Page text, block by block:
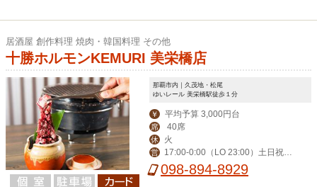
居酒屋 創作料理 焼肉・韓国料理 その他
十勝ホルモンKEMURI 美栄橋店
那覇市内｜久茂地・松尾
ゆいレール 美栄橋駅徒歩１分
￥ 平均予算 3,000円台
席 40席
休 火
営
17:00‐0:00（LO 23:00）土日祝前
日は5:00まで営業
098-894-8929